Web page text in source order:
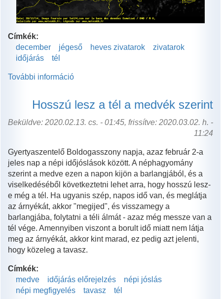
Címkék:
december
jégeső heves zivatarok
zivatarok
időjárás
tél
További információ
decemberben!
tartalommal
kapcsolatosan
Hosszú lesz a tél a medvék szerint
Beküldve: 2020.02.13. cs. - 01:45, frissítve: 2020.03.02. h. -
11:24
Gyertyaszentelő Boldogasszony napja, azaz február 2-a
jeles nap a népi időjóslások között. A néphagyomány
szerint a medve ezen a napon kijön a barlangjából, és a
viselkedéséből következtetni lehet arra, hogy hosszú lesz-
e még a tél. Ha ugyanis szép, napos idő van, és meglátja
az árnyékát, akkor "megijed", és visszamegy a
barlangjába, folytatni a téli álmát - azaz még messze van a
tél vége. Amennyiben viszont a borult idő miatt nem látja
meg az árnyékát, akkor kint marad, ez pedig azt jelenti,
hogy közeleg a tavasz.
Címkék:
medve
időjárás előrejelzés
népi jóslás
népi megfigyelés
tavasz tél